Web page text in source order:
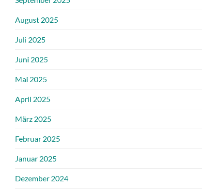
August 2025
Juli 2025
Juni 2025
Mai 2025
April 2025
März 2025
Februar 2025
Januar 2025
Dezember 2024